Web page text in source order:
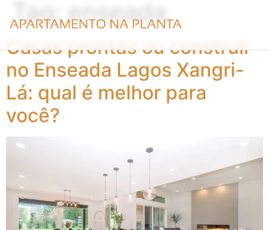
Tag:enseada
Casas prontas ou construir
no Enseada Lagos Xangri-
Lá: qual é melhor para
você?